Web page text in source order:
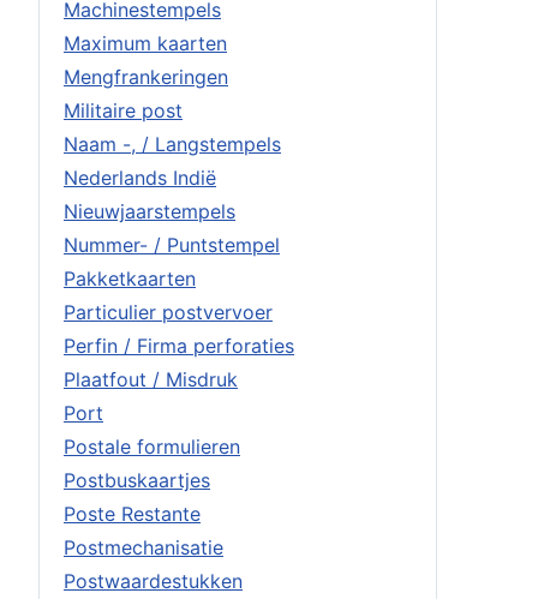
Machinestempels
Maximum kaarten
Mengfrankeringen
Militaire post
Naam -, / Langstempels
Nederlands Indië
Nieuwjaarstempels
Nummer- / Puntstempel
Pakketkaarten
Particulier postvervoer
Perfin / Firma perforaties
Plaatfout / Misdruk
Port
Postale formulieren
Postbuskaartjes
Poste Restante
Postmechanisatie
Postwaardestukken